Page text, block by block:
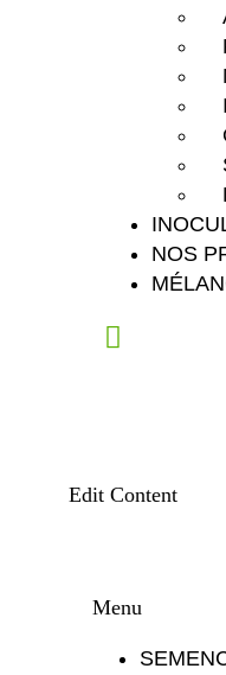
NOS
Edit Content
Menu